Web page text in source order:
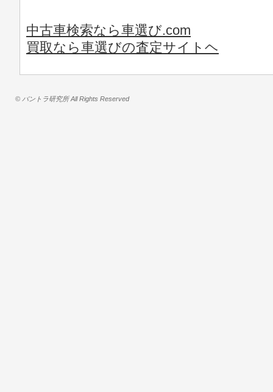
中古車検索なら車選び.com
買取なら車選びの査定サイトヘ
© バントラ研究所 All Rights Reserved